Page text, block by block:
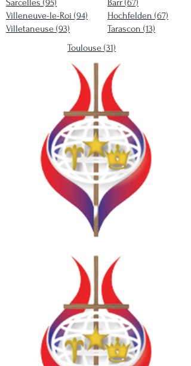
Barr (67)
Hochfelden (67)
Tarascon (13)
Sarcelles (95)
Villeneuve-le-Roi (94)
Villetaneuse (93)
Toulouse (31)